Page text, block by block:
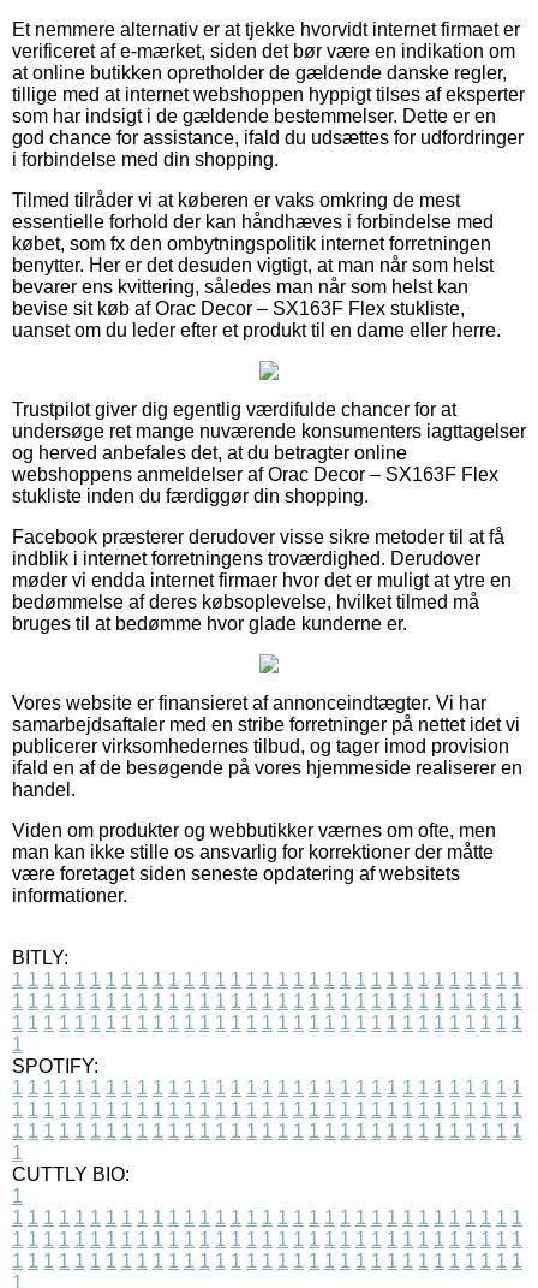
Et nemmere alternativ er at tjekke hvorvidt internet firmaet er
verificeret af e-mærket, siden det bør være en indikation om
at online butikken opretholder de gældende danske regler,
tillige med at internet webshoppen hyppigt tilses af eksperter
som har indsigt i de gældende bestemmelser. Dette er en
god chance for assistance, ifald du udsættes for udfordringer
i forbindelse med din shopping.
Tilmed tilråder vi at køberen er vaks omkring de mest
essentielle forhold der kan håndhæves i forbindelse med
købet, som fx den ombytningspolitik internet forretningen
benytter. Her er det desuden vigtigt, at man når som helst
bevarer ens kvittering, således man når som helst kan
bevise sit køb af Orac Decor – SX163F Flex stukliste,
uanset om du leder efter et produkt til en dame eller herre.
Trustpilot giver dig egentlig værdifulde chancer for at
undersøge ret mange nuværende konsumenters iagttagelser
og herved anbefales det, at du betragter online
webshoppens anmeldelser af Orac Decor – SX163F Flex
stukliste inden du færdiggør din shopping.
Facebook præsterer derudover visse sikre metoder til at få
indblik i internet forretningens troværdighed. Derudover
møder vi endda internet firmaer hvor det er muligt at ytre en
bedømmelse af deres købsoplevelse, hvilket tilmed må
bruges til at bedømme hvor glade kunderne er.
Vores website er finansieret af annonceindtægter. Vi har
samarbejdsaftaler med en stribe forretninger på nettet idet vi
publicerer virksomhedernes tilbud, og tager imod provision
ifald en af de besøgende på vores hjemmeside realiserer en
handel.
Viden om produkter og webbutikker værnes om ofte, men
man kan ikke stille os ansvarlig for korrektioner der måtte
være foretaget siden seneste opdatering af websitets
informationer.
BITLY:
1 1 1 1 1 1 1 1 1 1 1 1 1 1 1 1 1 1 1 1 1 1 1 1 1 1 1 1 1 1 1 1 1
1 1 1 1 1 1 1 1 1 1 1 1 1 1 1 1 1 1 1 1 1 1 1 1 1 1 1 1 1 1 1 1 1
1 1 1 1 1 1 1 1 1 1 1 1 1 1 1 1 1 1 1 1 1 1 1 1 1 1 1 1 1 1 1 1 1
1
SPOTIFY:
1 1 1 1 1 1 1 1 1 1 1 1 1 1 1 1 1 1 1 1 1 1 1 1 1 1 1 1 1 1 1 1 1
1 1 1 1 1 1 1 1 1 1 1 1 1 1 1 1 1 1 1 1 1 1 1 1 1 1 1 1 1 1 1 1 1
1 1 1 1 1 1 1 1 1 1 1 1 1 1 1 1 1 1 1 1 1 1 1 1 1 1 1 1 1 1 1 1 1
1
CUTTLY BIO:
1
1 1 1 1 1 1 1 1 1 1 1 1 1 1 1 1 1 1 1 1 1 1 1 1 1 1 1 1 1 1 1 1 1
1 1 1 1 1 1 1 1 1 1 1 1 1 1 1 1 1 1 1 1 1 1 1 1 1 1 1 1 1 1 1 1 1
1 1 1 1 1 1 1 1 1 1 1 1 1 1 1 1 1 1 1 1 1 1 1 1 1 1 1 1 1 1 1 1 1
1